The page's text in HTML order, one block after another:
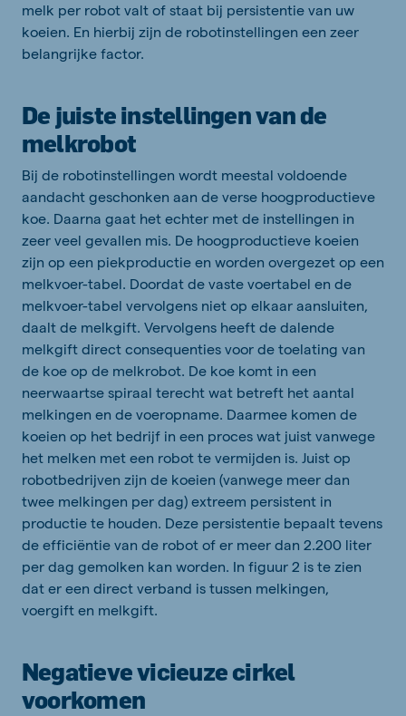
melk per robot valt of staat bij persistentie van uw
koeien. En hierbij zijn de robotinstellingen een zeer
belangrijke factor.
De juiste instellingen van de
melkrobot
Bij de robotinstellingen wordt meestal voldoende
aandacht geschonken aan de verse hoogproductieve
koe. Daarna gaat het echter met de instellingen in
zeer veel gevallen mis. De hoogproductieve koeien
zijn op een piekproductie en worden overgezet op een
melkvoer-tabel. Doordat de vaste voertabel en de
melkvoer-tabel vervolgens niet op elkaar aansluiten,
daalt de melkgift. Vervolgens heeft de dalende
melkgift direct consequenties voor de toelating van
de koe op de melkrobot. De koe komt in een
neerwaartse spiraal terecht wat betreft het aantal
melkingen en de voeropname. Daarmee komen de
koeien op het bedrijf in een proces wat juist vanwege
het melken met een robot te vermijden is. Juist op
robotbedrijven zijn de koeien (vanwege meer dan
twee melkingen per dag) extreem persistent in
productie te houden. Deze persistentie bepaalt tevens
de efficiëntie van de robot of er meer dan 2.200 liter
per dag gemolken kan worden. In figuur 2 is te zien
dat er een direct verband is tussen melkingen,
voergift en melkgift.
Negatieve vicieuze cirkel
voorkomen